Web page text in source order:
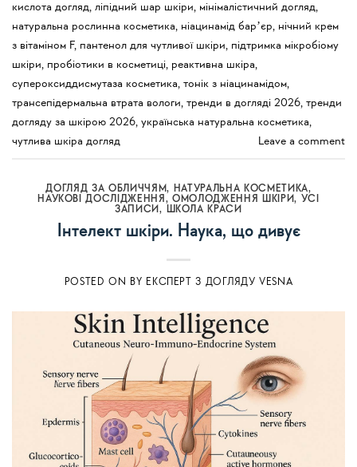
кислота догляд, ліпідний шар шкіри, мінімалістичний догляд,
натуральна рослинна косметика, ніацинамід барʼєр, нічний крем
з вітаміном F, пантенол для чутливої шкіри, підтримка мікробіому
шкіри, пробіотики в косметиці, реактивна шкіра,
супероксиддисмутаза косметика, тонік з ніацинамідом,
трансепідермальна втрата вологи, тренди в догляді 2026, тренди
догляду за шкірою 2026, українська натуральна косметика,
чутлива шкіра догляд
Leave a comment
ДОГЛЯД ЗА ОБЛИЧЧЯМ, НАТУРАЛЬНА КОСМЕТИКА,
НАУКОВІ ДОСЛІДЖЕННЯ ,ОМОЛОДЖЕННЯ ШКІРИ, УСI
ЗАПИСИ, ШКОЛА КРАСИ
Інтелект шкіри. Наука, що дивує
POSTED ON BY ЕКСПЕРТ З ДОГЛЯДУ VESNA